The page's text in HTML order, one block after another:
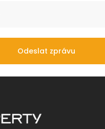
Odeslat zprávu